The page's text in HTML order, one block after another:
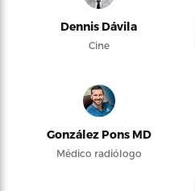
Dennis Dávila
Cine
González Pons MD
Médico radiólogo